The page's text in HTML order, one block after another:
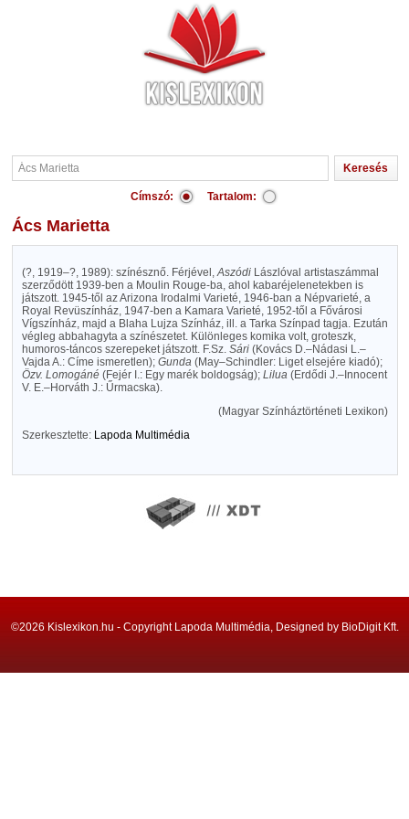
Címszó: Tartalom:
Ács Marietta
(?, 1919–?, 1989): színésznő. Férjével,AszódiLászlóval artistaszámmal
szerződött 1939-ben a Moulin Rouge-ba, ahol kabaréjelenetekben is
játszott. 1945-től az Arizona Irodalmi Varieté, 1946-ban a Népvarieté, a
Royal Revüszínház, 1947-ben a Kamara Varieté, 1952-től a Fővárosi
Vígszínház, majd a Blaha Lujza Színház, ill. a Tarka Színpad tagja. Ezután
végleg abbahagyta a színészetet. Különleges komika volt, groteszk,
humoros-táncos szerepeket játszott. F.Sz. Sári(Kovács D.–Nádasi L.–
Vajda A.: Címe ismeretlen); Gunda(May–Schindler: Liget elsejére kiadó);
Özv. Lomogáné(Fejér I.: Egy marék boldogság); Lilua(Erdődi J.–Innocent
V. E.–Horváth J.: Űrmacska).
(Magyar Színháztörténeti Lexikon)
Szerkesztette: Lapoda Multimédia
©2026 Kislexikon.hu - Copyright Lapoda Multimédia, Designed by BioDigit Kft.